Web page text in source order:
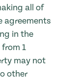
all of
agreements
in the
1
may not
other